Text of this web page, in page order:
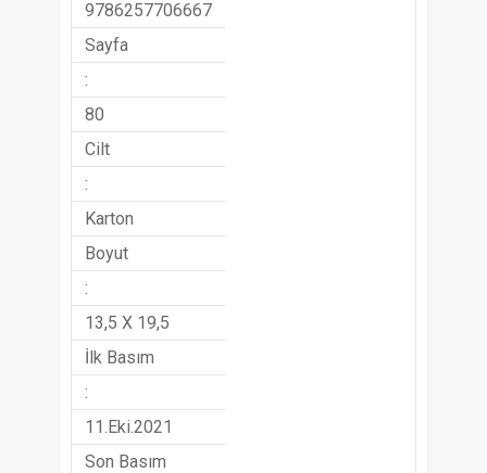
9786257706667
Sayfa
:
80
Cilt
:
Karton
Boyut
:
13,5 X 19,5
İlk Basım
:
11.Eki.2021
Son Basım